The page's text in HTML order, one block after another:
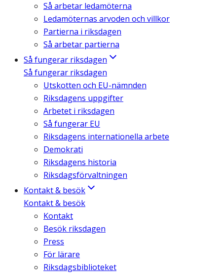
Så arbetar ledamöterna
Ledamöternas arvoden och villkor
Partierna i riksdagen
Så arbetar partierna
Så fungerar riksdagen
Så fungerar riksdagen
Utskotten och EU-nämnden
Riksdagens uppgifter
Arbetet i riksdagen
Så fungerar EU
Riksdagens internationella arbete
Demokrati
Riksdagens historia
Riksdagsförvaltningen
Kontakt & besök
Kontakt & besök
Kontakt
Besök riksdagen
Press
För lärare
Riksdagsbiblioteket